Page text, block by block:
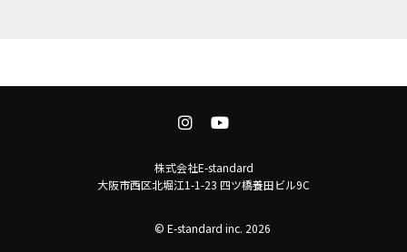
株式会社E-standard
大阪市西区北堀江1-1-23 四ツ橋養田ビル9C
© E-standard inc. 2026